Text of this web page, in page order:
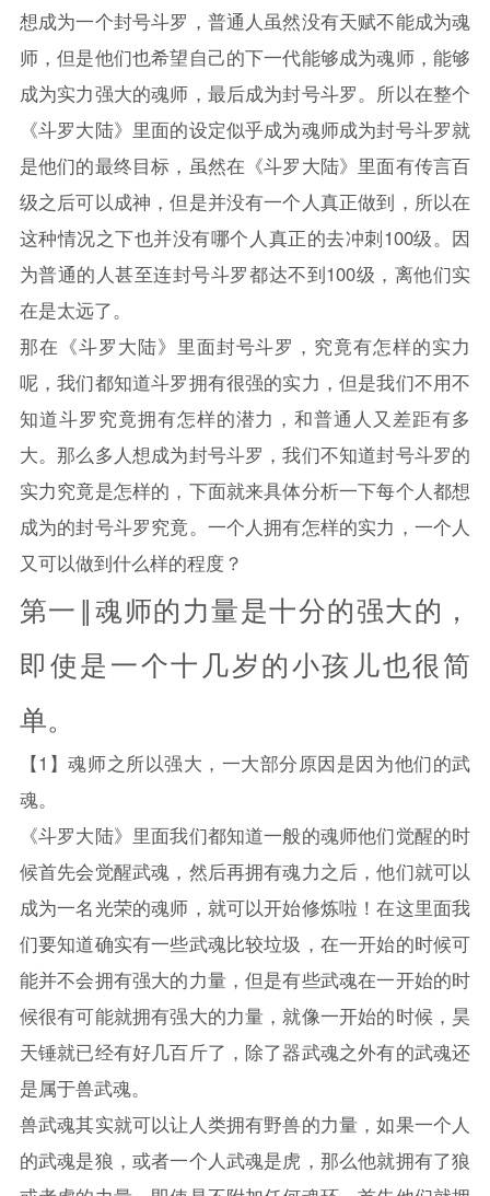
想成为一个封号斗罗，普通人虽然没有天赋不能成为魂
师，但是他们也希望自己的下一代能够成为魂师，能够
成为实力强大的魂师，最后成为封号斗罗。所以在整个
《斗罗大陆》里面的设定似乎成为魂师成为封号斗罗就
是他们的最终目标，虽然在《斗罗大陆》里面有传言百
级之后可以成神，但是并没有一个人真正做到，所以在
这种情况之下也并没有哪个人真正的去冲刺100级。因
为普通的人甚至连封号斗罗都达不到100级，离他们实
在是太远了。
那在《斗罗大陆》里面封号斗罗，究竟有怎样的实力
呢，我们都知道斗罗拥有很强的实力，但是我们不用不
知道斗罗究竟拥有怎样的潜力，和普通人又差距有多
大。那么多人想成为封号斗罗，我们不知道封号斗罗的
实力究竟是怎样的，下面就来具体分析一下每个人都想
成为的封号斗罗究竟。一个人拥有怎样的实力，一个人
又可以做到什么样的程度？
第一‖魂师的力量是十分的强大的，
即使是一个十几岁的小孩儿也很简
单。
【1】魂师之所以强大，一大部分原因是因为他们的武
魂。
《斗罗大陆》里面我们都知道一般的魂师他们觉醒的时
候首先会觉醒武魂，然后再拥有魂力之后，他们就可以
成为一名光荣的魂师，就可以开始修炼啦！在这里面我
们要知道确实有一些武魂比较垃圾，在一开始的时候可
能并不会拥有强大的力量，但是有些武魂在一开始的时
候很有可能就拥有强大的力量，就像一开始的时候，昊
天锤就已经有好几百斤了，除了器武魂之外有的武魂还
是属于兽武魂。
兽武魂其实就可以让人类拥有野兽的力量，如果一个人
的武魂是狼，或者一个人武魂是虎，那么他就拥有了狼